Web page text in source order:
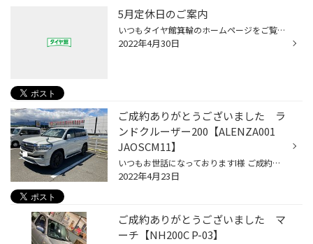
5月定休日のご案内
いつもタイヤ館箕輪のホームページをご覧頂きありがとうございます。 5月度定休日のご案内です。 5月3日（火）～5月6日（金） 上記４日間はGW休業とさせて頂きます。 5月10日（火）、11日（水）、18日(水)、25日（水） が定休日となります。 宜しくお願い致します。
2022年4月30日
ご成約ありがとうございました ラ
ンドクルーザー200【ALENZA001
JAOSCM11】
いつもお世話になっておりますI様 ご成約頂きありがとうございました。 20インチ ALENZA001 JAOSCM11 ちょうどいいサイズ感！さすがランクルです！ 塗装のクオリティーも高いです。【MADE IN JAPAN】
2022年4月23日
ご成約ありがとうございました マ
ーチ【NH200C P-03】